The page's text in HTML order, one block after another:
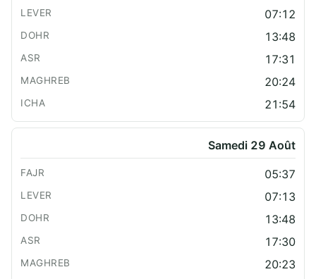
07:12
13:48
17:31
20:24
21:54
Samedi 29 Août
05:37
07:13
13:48
17:30
20:23